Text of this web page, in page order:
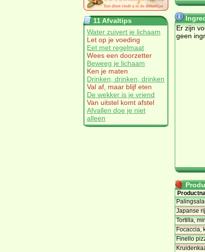
11 Afvaltips
Water zuivert je lichaam
Let op je voeding
Eet met regelmaat
Wees een doorzetter
Beweeg je lichaam
Ken je maten
Drinken, drinken, drinken
Val af, maar blijf eten
De wekker is je vriend
Van uitstel komt afstel
Afvallen doe je niet
alleen
Er zijn
geen
Japanse
Tortilla,
Focaccia,
Finello